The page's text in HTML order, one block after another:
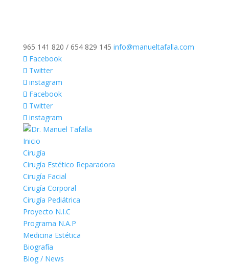
965 141 820 / 654 829 145 info@manueltafalla.com
Facebook
Twitter
instagram
Facebook
Twitter
instagram
Inicio
Cirugía
Cirugía Estético Reparadora
Cirugía Facial
Cirugía Corporal
Cirugía Pediátrica
Proyecto N.I.C
Programa N.A.P
Medicina Estética
Biografía
Blog / News